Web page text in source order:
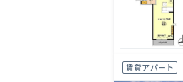
賃貸アパート